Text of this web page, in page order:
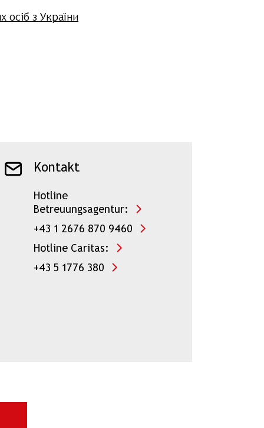
з України
Kontakt
Hotline
Betreuungsagentur:
+43 1 2676 870 9460
Hotline Caritas:
+43 5 1776 380